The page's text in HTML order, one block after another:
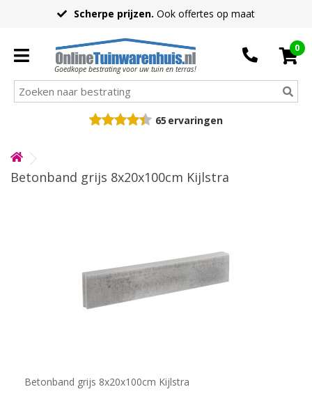
Scherpe prijzen. Ook offertes op maat
Goedkope bestrating voor uw tuin en terras!
0
65 ervaringen
Betonband grijs 8x20x100cm Kijlstra
Betonband grijs 8x20x100cm Kijlstra